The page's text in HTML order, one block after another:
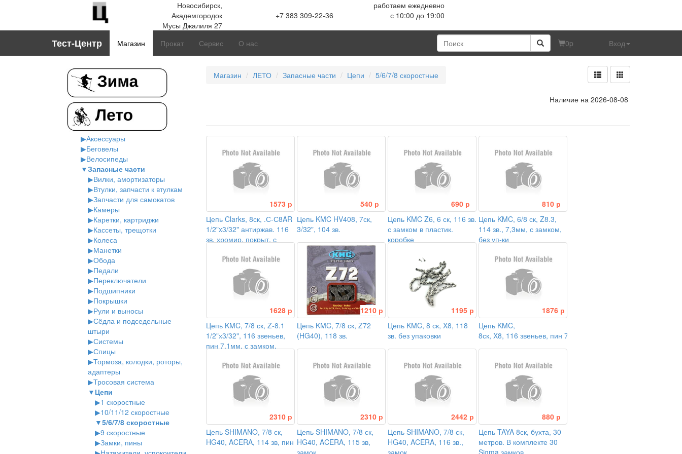
Новосибирск,
Академгородок
Мусы Джалиля 27
+7 383 309-22-36
работаем ежедневно
с 10:00 до 19:00
Тест-Центр Магазин Прокат Сервис О нас 0p Вход
▶Аксессуары
▶Беговелы
▶Велосипеды
▼Запасные части
▶Вилки, амортизаторы
▶Втулки, запчасти к втулкам
▶Запчасти для самокатов
▶Камеры
▶Каретки, картриджи
▶Кассеты, трещотки
▶Колеса
▶Манетки
▶Обода
▶Педали
▶Переключатели
▶Подшипники
▶Покрышки
▶Рули и выносы
▶Сёдла и подседельные
штыри
▶Системы
▶Спицы
▶Тормоза, колодки, роторы,
адаптеры
▶Тросовая система
▼ Цепи
▶1 скоростные
▶10/11/12 скоростные
▼5/6/7/8 скоростные
▶9 скоростные
▶Замки, пины
Магазин ЛЕТО Запасные части Цепи 5/6/7/8 скоростные
Наличие на 2026-08-08
1573 р
Цепь Clarks, 8ск, .С-С8AR
1/2"x3/32" антиржав. 116
зв. хромир. покрыт. с
540 р
Цепь KMC HV408, 7ск,
3/32", 104 зв.
690 р
Цепь KMC Z6, 6 ск, 116 зв.
с замком в пластик.
коробке
810 р
Цепь KMC, 6/8 ск, Z8.3,
114 зв., 7,3мм, с замком,
без уп-ки
1628 р
Цепь KMC, 7/8 ск, Z-8.1
1/2"х3/32", 116 звеньев,
пин 7.1мм, с замком,
1210 р
Цепь KMC, 7/8 ск, Z72
(HG40), 118 зв.
1195 р
Цепь KMC, 8 ск, X8, 118
зв. без упаковки
1876 р
Цепь KMC,
8ск, X8, 116 звеньев, пин 7.3мм, с замком
2310 р
Цепь SHIMANO, 7/8 ск,
HG40, ACERA, 114 зв, пин
2310 р
Цепь SHIMANO, 7/8 ск,
HG40, ACERA, 115 зв,
замок
2442 р
Цепь SHIMANO, 7/8 ск,
HG40, ACERA, 116 зв.,
замок
880 р
Цепь TAYA 8ск, бухта, 30
метров. В комплекте 30
Sigma замков.